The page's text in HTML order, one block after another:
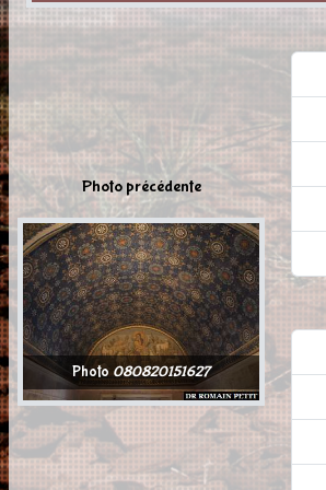
Photo précédente
Photo 080820151627